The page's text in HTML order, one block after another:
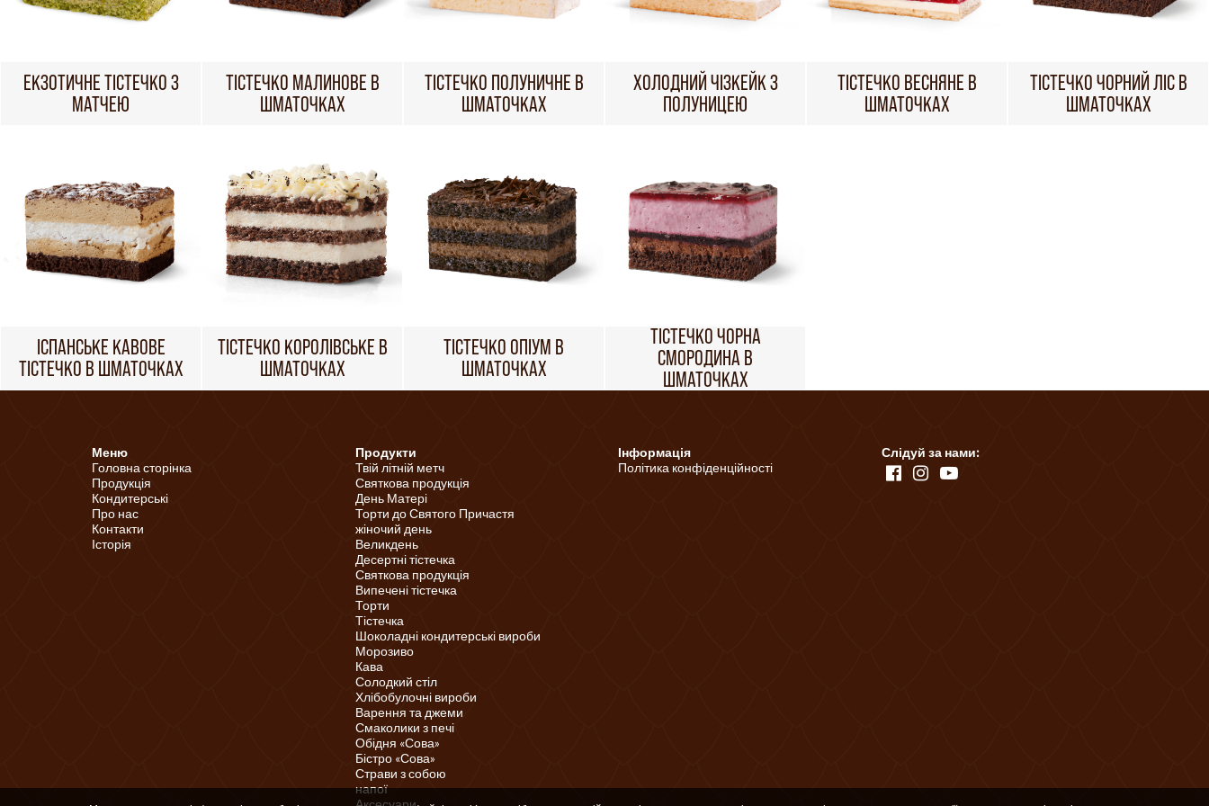
ЕКЗОТИЧНЕ ТІСТЕЧКО З
МАТЧЕЮ
ТІСТЕЧКО МАЛИНОВЕ В
ШМАТОЧКАХ
ТІСТЕЧКО ПОЛУНИЧНЕ В
ШМАТОЧКАХ
ХОЛОДНИЙ ЧІЗКЕЙК З
ПОЛУНИЦЕЮ
ТІСТЕЧКО ВЕСНЯНЕ В
ШМАТОЧКАХ
ТІСТЕЧКО ЧОРНИЙ ЛІС В
ШМАТОЧКАХ
ІСПАНСЬКЕ КАВОВЕ
ТІСТЕЧКО В ШМАТОЧКАХ
ТІСТЕЧКО КОРОЛІВСЬКЕ В
ШМАТОЧКАХ
ТІСТЕЧКО ОПІУМ В
ШМАТОЧКАХ
ТІСТЕЧКО ЧОРНА
СМОРОДИНА В
ШМАТОЧКАХ
Меню
Головна сторінка
Продукція
Кондитерські
Про нас
Контакти
Історія
Продукти
Твій літній метч
Святкова продукція
День Матері
Торти до Святого Причастя
жіночий день
Великдень
Десертні тістечка
Святкова продукція
Випечені тістечка
Торти
Тістечка
Шоколадні кондитерські вироби
Морозиво
Кава
Солодкий стіл
Хлібобулочні вироби
Варення та джеми
Смаколики з печі
Обідня «Сова»
Бістро «Сова»
Страви з собою
напої
Інформація
Політика конфіденційності
Слідуй за нами: